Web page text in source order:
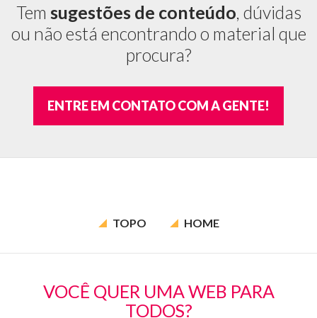
Tem sugestões de conteúdo , dúvidas
ou não está encontrando o material que
procura?
ENTRE EM CONTATO COM A GENTE!
TOPO HOME
VOCÊ QUER UMA WEB PARA
TODOS?